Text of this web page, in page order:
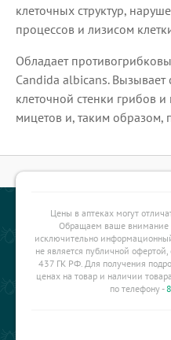
клеточных структур,
процессов и лизисом
Обладает
Candida albicans.
клеточной стенки грибов
мицетов и, таким образом,
Цены в аптеках могут
Обращаем ваше внимание
исключительно
не является публичной
437 ГК РФ. Для получения
ценах на товар и наличии
по телефону -